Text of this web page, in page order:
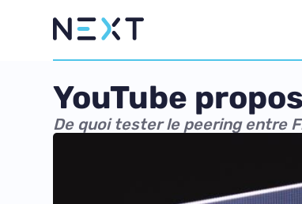
YouTube
De quoi tester le peering entre